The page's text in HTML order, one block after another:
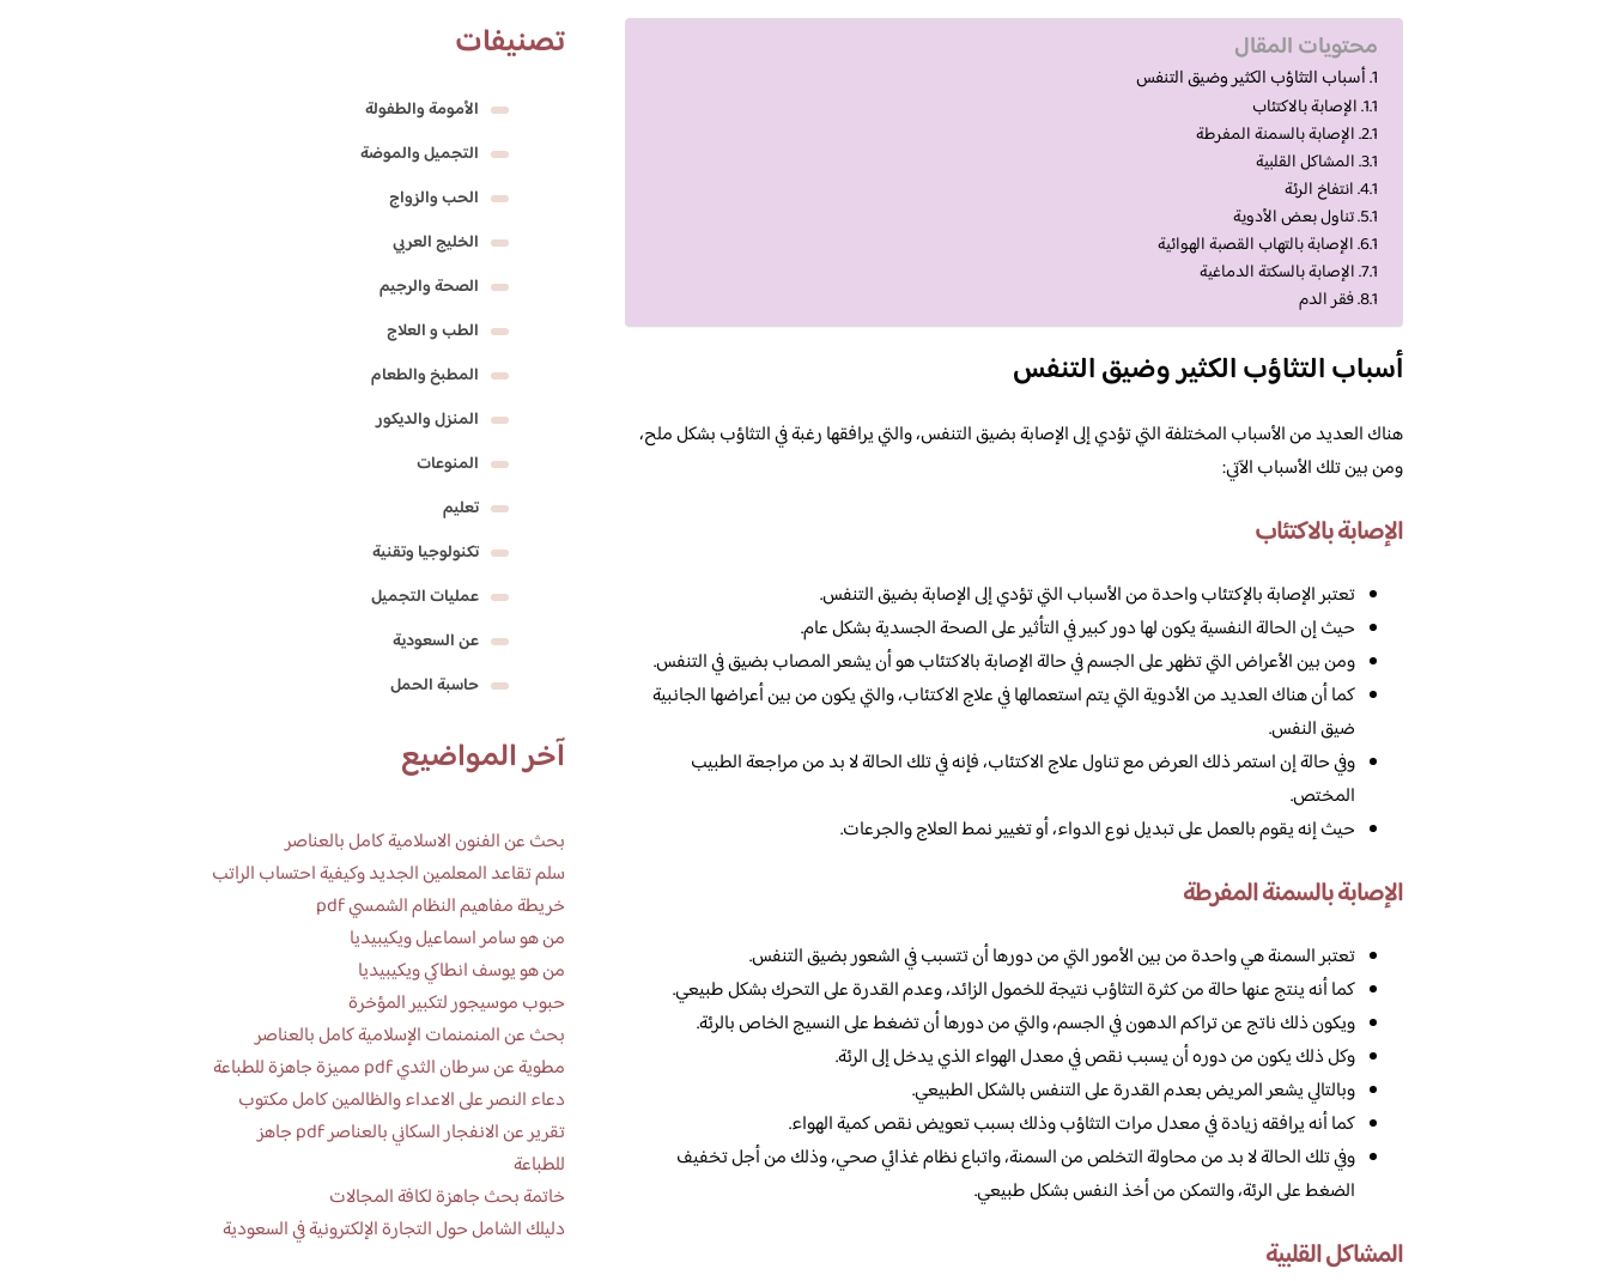
محتويات المقال
أسباب التثاؤب الكثير وضيق التنفس
الإصابة بالاكتئاب
الإصابة بالسمنة المفرطة
المشاكل القلبية
انتفاخ الرئة
تناول بعض الأدوية
الإصابة بالتهاب القصبة الهوائية
الإصابة بالسكتة الدماغية
فقر الدم
أسباب التثاؤب الكثير وضيق التنفس
هناك العديد من الأسباب المختلفة التي تؤدي إلى الإصابة بضيق التنفس، والتي يرافقها رغبة في التثاؤب بشكل ملح،
ومن بين تلك الأسباب الآتي:
الإصابة بالاكتئاب
تعتبر الإصابة بالإكتئاب واحدة من الأسباب التي تؤدي إلى الإصابة بضيق التنفس.
حيث إن الحالة النفسية يكون لها دور كبير في التأثير على الصحة الجسدية بشكل عام.
ومن بين الأعراض التي تظهر على الجسم في حالة الإصابة بالاكتئاب هو أن يشعر المصاب بضيق في التنفس.
كما أن هناك العديد من الأدوية التي يتم استعمالها في علاج الاكتئاب، والتي يكون من بين أعراضها الجانبية
ضيق النفس.
وفي حالة إن استمر ذلك العرض مع تناول علاج الاكتئاب، فإنه في تلك الحالة لا بد من مراجعة الطبيب
المختص.
حيث إنه يقوم بالعمل على تبديل نوع الدواء، أو تغيير نمط العلاج والجرعات.
الإصابة بالسمنة المفرطة
تعتبر السمنة هي واحدة من بين الأمور التي من دورها أن تتسبب في الشعور بضيق التنفس.
كما أنه ينتج عنها حالة من كثرة التثاؤب نتيجة للخمول الزائد، وعدم القدرة على التحرك بشكل طبيعي.
ويكون ذلك ناتج عن تراكم الدهون في الجسم، والتي من دورها أن تضغط على النسيج الخاص بالرئة.
وكل ذلك يكون من دوره أن يسبب نقص في معدل الهواء الذي يدخل إلى الرئة.
وبالتالي يشعر المريض بعدم القدرة على التنفس بالشكل الطبيعي.
كما أنه يرافقه زيادة في معدل مرات التثاؤب وذلك بسبب تعويض نقص كمية الهواء.
وفي تلك الحالة لا بد من محاولة التخلص من السمنة، واتباع نظام غذائي صحي، وذلك من أجل تخفيف
الضغط على الرئة، والتمكن من أخذ النفس بشكل طبيعي.
المشاكل القلبية
تصنيفات
الأمومة والطفولة
التجميل والموضة
الحب والزواج
الخليج العربي
الصحة والرجيم
الطب و العلاج
المطبخ والطعام
المنزل والديكور
المنوعات
تعليم
تكنولوجيا وتقنية
عمليات التجميل
عن السعودية
حاسبة الحمل
آخر المواضيع
بحث عن الفنون الاسلامية كامل بالعناصر
سلم تقاعد المعلمين الجديد وكيفية احتساب الراتب
خريطة مفاهيم النظام الشمسي pdf
من هو سامر اسماعيل ويكيبيديا
من هو يوسف انطاكي ويكيبيديا
حبوب موسيجور لتكبير المؤخرة
بحث عن المنمنمات الإسلامية كامل بالعناصر
مطوية عن سرطان الثدي pdf مميزة جاهزة للطباعة
دعاء النصر على الاعداء والظالمين كامل مكتوب
تقرير عن الانفجار السكاني بالعناصر pdf جاهز
للطباعة
خاتمة بحث جاهزة لكافة المجالات
دليلك الشامل حول التجارة الإلكترونية في السعودية